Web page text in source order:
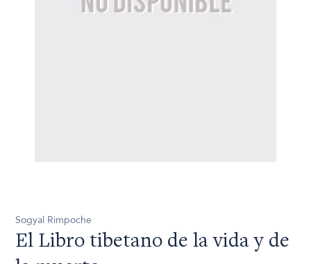
Sogyal Rimpoche
El Libro tibetano de la vida y de